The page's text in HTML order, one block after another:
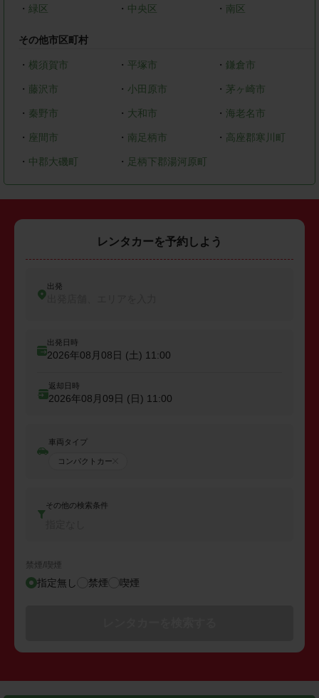
・ 緑区 ・ 中央区 ・ 南区
その他市区町村
・ 横須賀市 ・ 平塚市 ・ 鎌倉市
・ 藤沢市 ・ 小田原市 ・ 茅ヶ崎市
・ 秦野市 ・ 大和市 ・ 海老名市
・ 座間市 ・ 南足柄市 ・ 高座郡寒川町
・ 中郡大磯町 ・ 足柄下郡湯河原町
レンタカーを予約しよう
出発
出発日時
2026年08月08日 (土) 11:00
返却日時
2026年08月09日 (日) 11:00
車両タイプ
コンパクトカー
その他の検索条件
禁煙/喫煙
指定無し 禁煙 喫煙